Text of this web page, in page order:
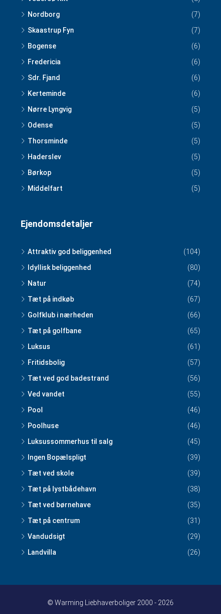
Nordborg
(7)
Skaastrup Fyn
(7)
Bogense
(6)
Fredericia
(6)
Sdr. Fjand
(6)
Kerteminde
(6)
Nørre Lyngvig
(5)
Odense
(5)
Thorsminde
(5)
Haderslev
(5)
Børkop
(5)
Middelfart
(5)
Ejendomsdetaljer
Attraktiv god beliggenhed
(104)
Idyllisk beliggenhed
(80)
Natur
(74)
Tæt på indkøb
(67)
Golfklub i nærheden
(66)
Tæt på golfbane
(65)
Luksus
(61)
Fritidsbolig
(57)
Tæt ved god badestrand
(56)
Ved vandet
(55)
Pool
(46)
Poolhuse
(46)
Luksussommerhus til salg
(45)
Ingen Bopælspligt
(39)
Tæt ved skole
(39)
Tæt på lystbådehavn
(38)
Tæt ved børnehave
(35)
Tæt på centrum
(31)
Vandudsigt
(29)
Landvilla
(26)
© Warming Liebhaverboliger 2000 - 2026